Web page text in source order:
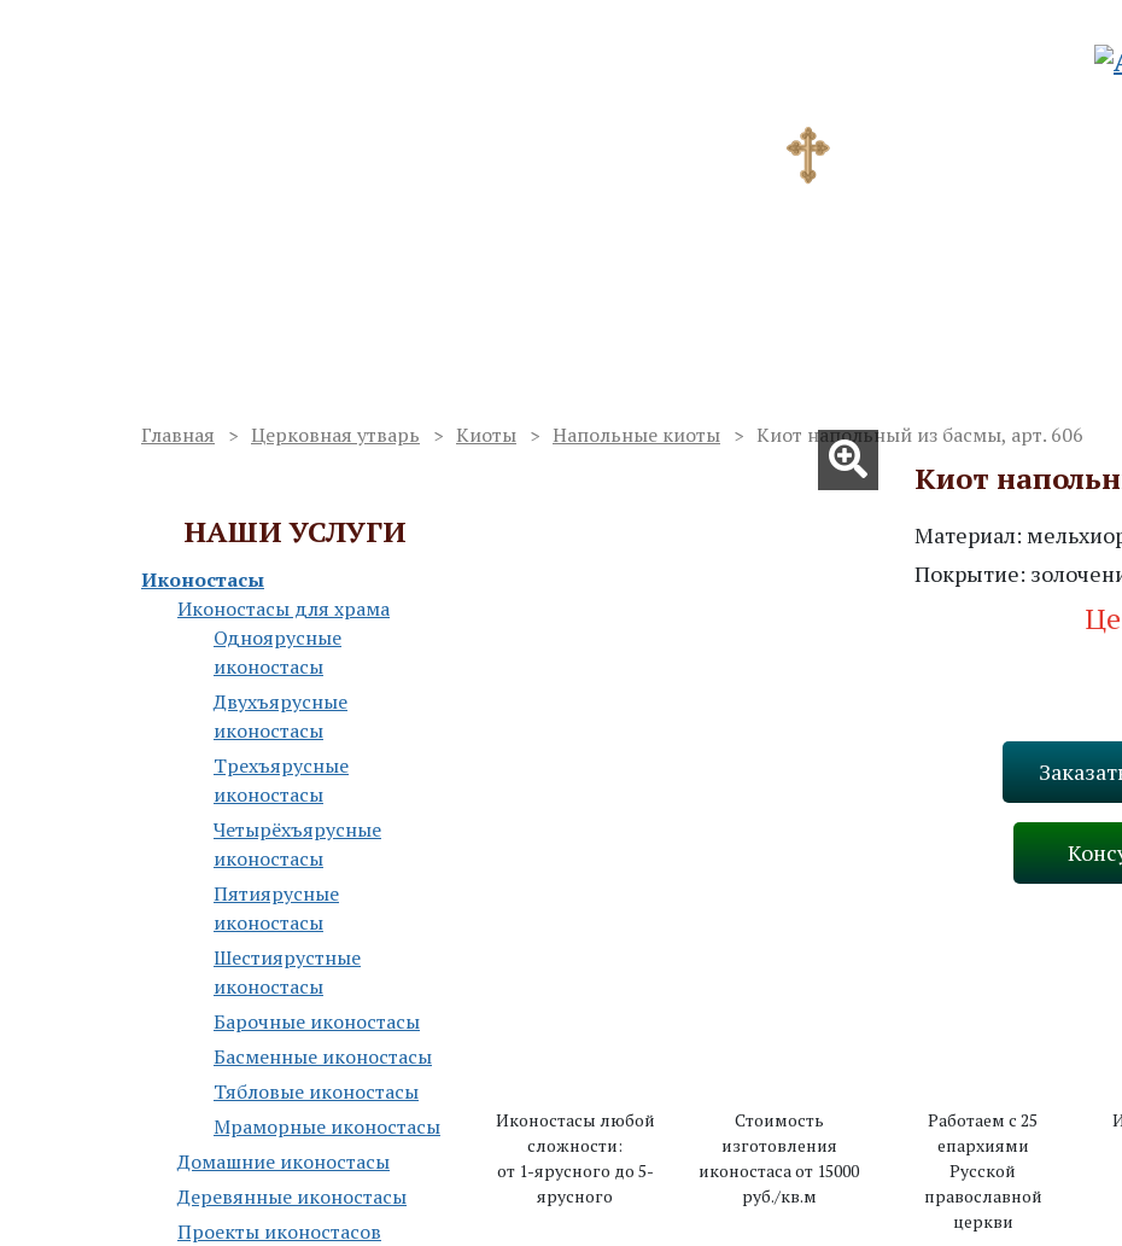
Главная Церковная утварь Киоты Напольные киоты Киот напольный из басмы, арт. 606
НАШИ УСЛУГИ
Иконостасы
Иконостасы для храма
Одноярусные
иконостасы
Двухъярусные
иконостасы
Трехъярусные
иконостасы
Четырёхъярусные
иконостасы
Пятиярусные
иконостасы
Шестиярустные
иконостасы
Барочные иконостасы
Басменные иконостасы
Тябловые иконостасы
Мраморные иконостасы
Дoмaшниe икoнoстaсы
Деревянные иконостасы
Проекты иконостасов
Киот
Материал:
Покрытие:
Иконостасы любой
сложности:
от 1-ярусного до 5-
ярусного
Стоимость
изготовления
иконостаса от 15000
руб./кв.м
Работаем с 25
епархиями
Русской
православной
церкви